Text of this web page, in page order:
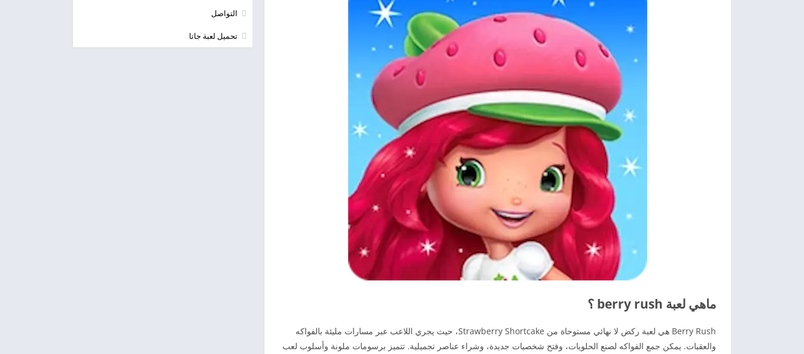
ماهي لعبة berry rush ؟
Berry Rush هي لعبة ركض لا نهائي مستوحاة من Strawberry Shortcake، حيث يجري اللاعب عبر مسارات مليئة بالفواكه
والعقبات. يمكن جمع الفواكه لصنع الحلويات، وفتح شخصيات جديدة، وشراء عناصر تجميلية. تتميز برسومات ملونة وأسلوب لعب
التواصل
تحميل لعبة جاتا